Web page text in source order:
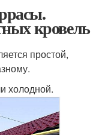
кровель
простой,
холодной.